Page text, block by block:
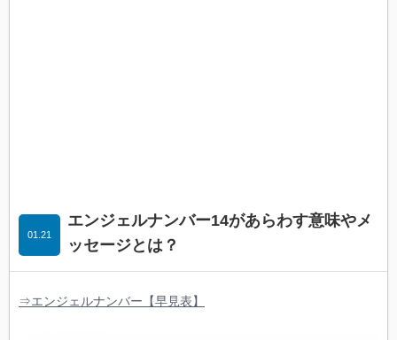
エンジェルナンバー14があらわす意味やメ
ッセージとは？
01.21
⇒エンジェルナンバー【早見表】